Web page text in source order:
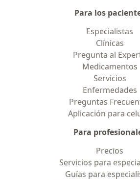
Para los
Especialistas
Clínicas
Pregunta al
Medicamentos
Servicios
Enfermedades
Preguntas
Aplicación para
Para
Precios
Servicios para
Guías para